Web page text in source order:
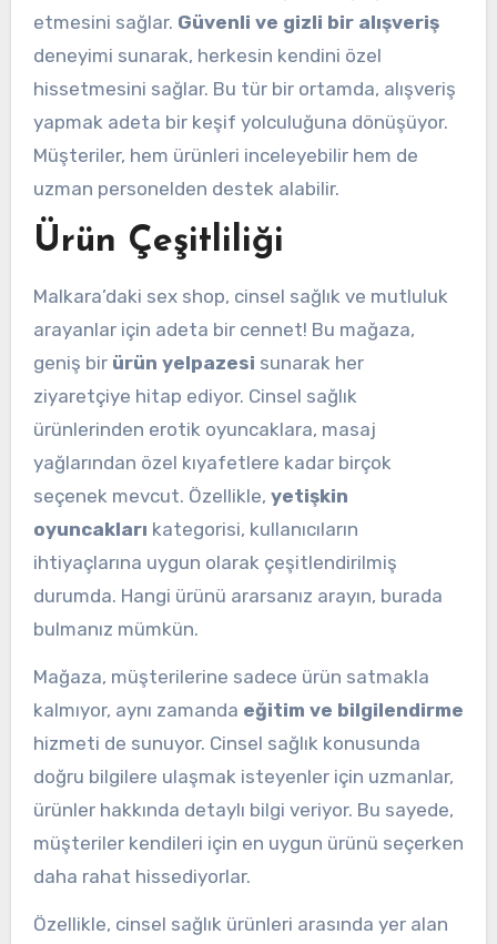
etmesini sağlar. Güvenli ve gizli bir alışveriş
deneyimi sunarak, herkesin kendini özel
hissetmesini sağlar. Bu tür bir ortamda, alışveriş
yapmak adeta bir keşif yolculuğuna dönüşüyor.
Müşteriler, hem ürünleri inceleyebilir hem de
uzman personelden destek alabilir.
Ürün Çeşitliliği
Malkara’daki sex shop, cinsel sağlık ve mutluluk
arayanlar için adeta bir cennet! Bu mağaza,
geniş bir ürün yelpazesi sunarak her
ziyaretçiye hitap ediyor. Cinsel sağlık
ürünlerinden erotik oyuncaklara, masaj
yağlarından özel kıyafetlere kadar birçok
seçenek mevcut. Özellikle, yetişkin
oyuncakları kategorisi, kullanıcıların
ihtiyaçlarına uygun olarak çeşitlendirilmiş
durumda. Hangi ürünü ararsanız arayın, burada
bulmanız mümkün.
Mağaza, müşterilerine sadece ürün satmakla
kalmıyor, aynı zamanda eğitim ve bilgilendirme
hizmeti de sunuyor. Cinsel sağlık konusunda
doğru bilgilere ulaşmak isteyenler için uzmanlar,
ürünler hakkında detaylı bilgi veriyor. Bu sayede,
müşteriler kendileri için en uygun ürünü seçerken
daha rahat hissediyorlar.
Özellikle, cinsel sağlık ürünleri arasında yer alan